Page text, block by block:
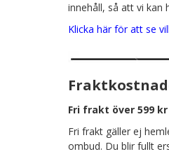
innehåll, så att vi kan
Klicka här för att se
Fri frakt över 599
Fri frakt gäller ej
ombud. Du blir fullt